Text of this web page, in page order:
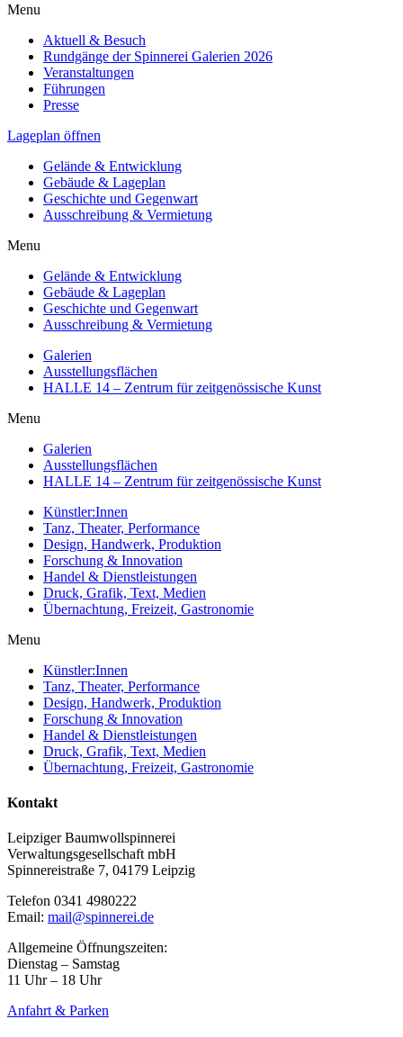
Menu
Aktuell & Besuch
Rundgänge der Spinnerei Galerien 2026
Veranstaltungen
Führungen
Presse
Lageplan öffnen
Gelände & Entwicklung
Gebäude & Lageplan
Geschichte und Gegenwart
Ausschreibung & Vermietung
Menu
Gelände & Entwicklung
Gebäude & Lageplan
Geschichte und Gegenwart
Ausschreibung & Vermietung
Galerien
Ausstellungsflächen
HALLE 14 – Zentrum für zeitgenössische Kunst
Menu
Galerien
Ausstellungsflächen
HALLE 14 – Zentrum für zeitgenössische Kunst
Künstler:Innen
Tanz, Theater, Performance
Design, Handwerk, Produktion
Forschung & Innovation
Handel & Dienstleistungen
Druck, Grafik, Text, Medien
Übernachtung, Freizeit, Gastronomie
Menu
Künstler:Innen
Tanz, Theater, Performance
Design, Handwerk, Produktion
Forschung & Innovation
Handel & Dienstleistungen
Druck, Grafik, Text, Medien
Übernachtung, Freizeit, Gastronomie
Kontakt
Leipziger Baumwollspinnerei
Verwaltungsgesellschaft mbH
Spinnereistraße 7, 04179 Leipzig
Telefon 0341 4980222
Email: mail@spinnerei.de
Allgemeine Öffnungszeiten:
Dienstag – Samstag
11 Uhr – 18 Uhr
Anfahrt & Parken